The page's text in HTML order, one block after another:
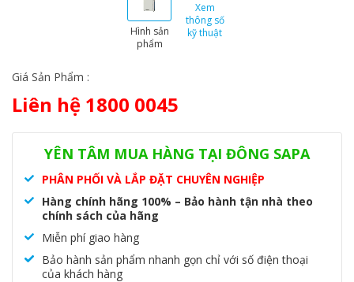
Hình sản
phẩm
Xem
thông số
kỹ thuật
Giá Sản Phẩm :
Liên hệ 1800 0045
Danh mục:Hệ thống VRF,VRF Panasonic Thẻ:dàn nóng
Panasonic,dàn nóng VRF, Panasonic U-8ME2H7
YÊN TÂM MUA HÀNG TẠI ĐÔNG SAPA
PHÂN PHỐI VÀ LẮP ĐẶT CHUYÊN NGHIỆP
Hàng chính hãng 100% – Bảo hành tận nhà theo
chính sách của hãng
Miễn phí giao hàng
Bảo hành sản phẩm nhanh gọn chỉ với số điện thoại
của khách hàng